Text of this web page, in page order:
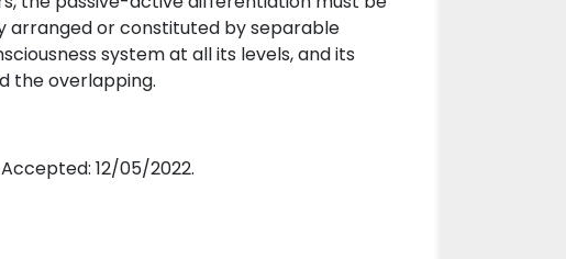
arranged or constituted by separable
system at all its levels, and its
the overlapping.
12/05/2022.